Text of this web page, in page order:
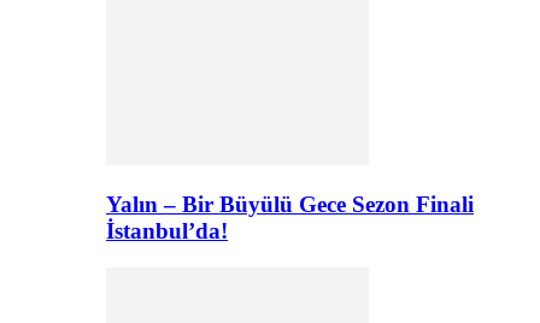
Yalın – Bir Büyülü Gece Sezon Finali
İstanbul’da!